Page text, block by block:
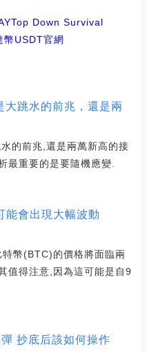
Top Down Survival
幣USDT官網
大跳水的前兆，還是兩
的前兆,還是兩萬新高的接
最重要的是要隨機應變.
能會出現大幅波動
幣(BTC)的價格將面臨兩
值得注意,因為這可能是自9
抄底后該如何操作